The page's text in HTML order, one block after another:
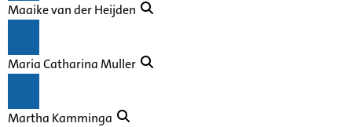
Maaike van der Heijden
Maria Catharina Muller
Martha Kamminga